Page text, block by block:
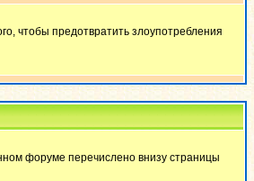
чтобы предотвратить злоупотребления
форуме перечислено внизу страницы